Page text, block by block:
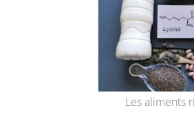
Les aliments